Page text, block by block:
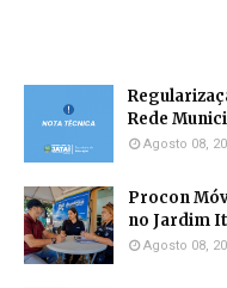
Rede
Agosto 08,
Procon
no Jardim
Agosto 08,